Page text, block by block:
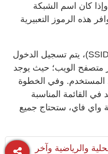
كان اسم الشبكة
هذه الرموز التعبيرية
ولتغيير اسم شبكة واي فاي (SSID)، يتم تسجيل الدخول
متصفح الويب؛ حيث يوجد
المستخدم. وفي الخطوة
في القائمة المناسبة
واي فاي، ستحتاج جميع
والرياضية وآخر